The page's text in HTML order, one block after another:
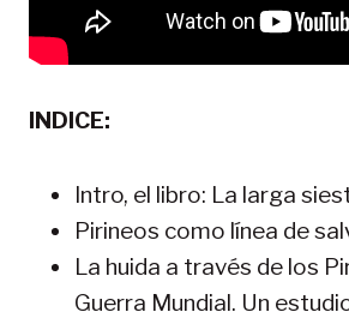
INDICE:
Intro, el libro: La larga
Pirineos como línea de
La huida a través de los
Guerra Mundial. Un